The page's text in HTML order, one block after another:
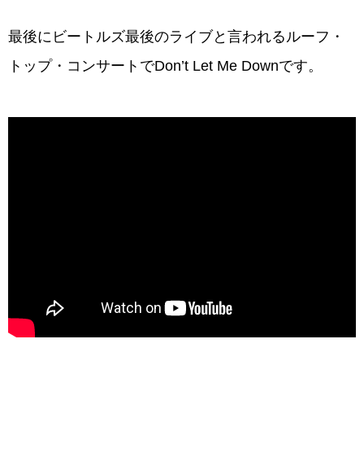
最後にビートルズ最後のライブと言われるルーフ・
トップ・コンサートでDon’t Let Me Downです。